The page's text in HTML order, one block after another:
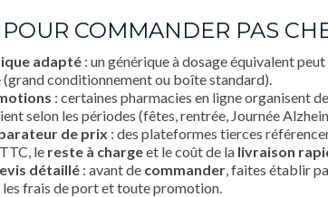
COMMANDER PAS
adapté : un générique à dosage équivalent
(grand conditionnement ou boîte standard).
: certaines pharmacies en ligne organisent
selon les périodes (fêtes, rentrée, Journée
de prix : des plateformes tierces
TTC, le reste à chargeet le coût de la livraison
détaillé : avant de commander, faites établir
frais de port et toute promotion.